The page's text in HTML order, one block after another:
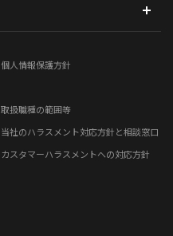
個人情報保護方針
取扱職種の範囲等
当社のハラスメント対応方針と相談窓口
カスタマーハラスメントへの対応方針